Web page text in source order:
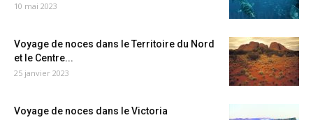
10 mai 2023
Voyage de noces dans le Territoire du Nord
et le Centre...
25 janvier 2023
Voyage de noces dans le Victoria